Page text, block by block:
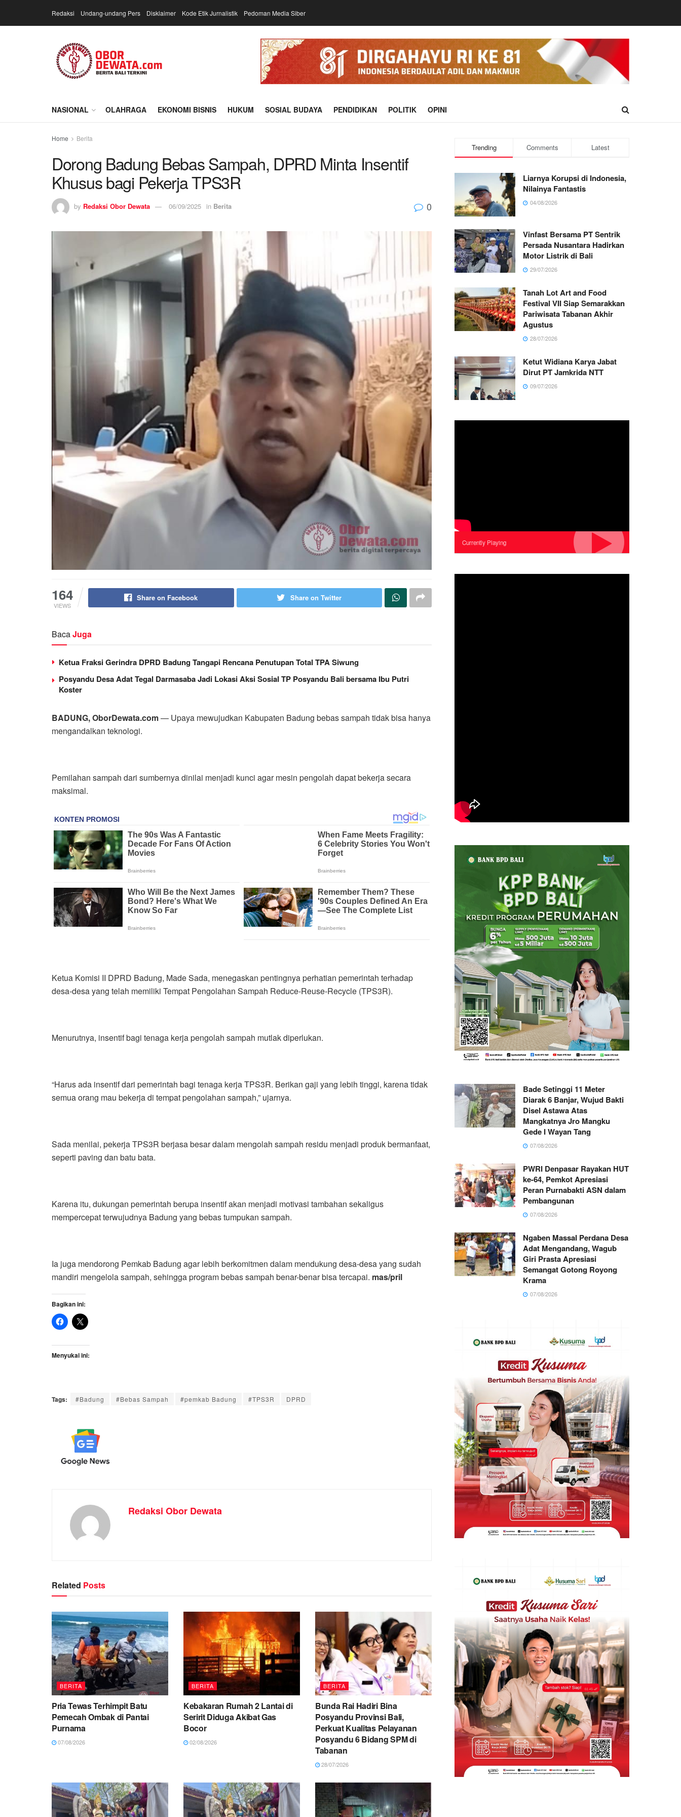
Redaksi Undang-undang Pers Disklaimer Kode Etik Jurnalistik Pedoman Media Siber
NASIONAL OLAHRAGA EKONOMI BISNIS HUKUM SOSIAL BUDAYA PENDIDIKAN POLITIK OPINI
Home Berita
Dorong Badung Bebas Sampah, DPRD Minta Insentif
Khusus bagi Pekerja TPS3R
by Redaksi Obor Dewata 06/09/2025 in Berita 0
164
VIEWS
Share on Facebook Share on Twitter
BacaJuga
Ketua Fraksi Gerindra DPRD Badung Tangapi Rencana Penutupan Total TPA Siwung
Posyandu Desa Adat Tegal Darmasaba Jadi Lokasi Aksi Sosial TP Posyandu Bali bersama Ibu Putri
Koster
BADUNG, OborDewata.com— Upaya mewujudkan Kabupaten Badung bebas sampah tidak bisa hanya
mengandalkan teknologi.
Pemilahan sampah dari sumbernya dinilai menjadi kunci agar mesin pengolah dapat bekerja secara
maksimal.
Ketua Komisi II DPRD Badung, Made Sada, menegaskan pentingnya perhatian pemerintah terhadap
desa-desa yang telah memiliki Tempat Pengolahan Sampah Reduce-Reuse-Recycle (TPS3R).
Menurutnya, insentif bagi tenaga kerja pengolah sampah mutlak diperlukan.
“Harus ada insentif dari pemerintah bagi tenaga kerja TPS3R. Berikan gaji yang lebih tinggi, karena tidak
semua orang mau bekerja di tempat pengolahan sampah,” ujarnya.
Sada menilai, pekerja TPS3R berjasa besar dalam mengolah sampah residu menjadi produk bermanfaat,
seperti paving dan batu bata.
Karena itu, dukungan pemerintah berupa insentif akan menjadi motivasi tambahan sekaligus
mempercepat terwujudnya Badung yang bebas tumpukan sampah.
Ia juga mendorong Pemkab Badung agar lebih berkomitmen dalam mendukung desa-desa yang sudah
mandiri mengelola sampah, sehingga program bebas sampah benar-benar bisa tercapai. mas/pril
Bagikan ini:
Menyukai ini:
Tags: #Badung #Bebas Sampah #pemkab Badung #TPS3R DPRD
Redaksi Obor Dewata
Related Posts
BERITA
Pria Tewas Terhimpit Batu
Pemecah Ombak di Pantai
Purnama
07/08/2026
BERITA
Kebakaran Rumah 2 Lantai di
Seririt Diduga Akibat Gas
Bocor
02/08/2026
BERITA
Bunda Rai Hadiri Bina
Posyandu Provinsi Bali,
Perkuat Kualitas Pelayanan
Posyandu 6 Bidang SPM di
Tabanan
28/07/2026
Trending Comments Latest
Liarnya Korupsi di Indonesia,
Nilainya Fantastis
04/08/2026
Vinfast Bersama PT Sentrik
Persada Nusantara Hadirkan
Motor Listrik di Bali
29/07/2026
Tanah Lot Art and Food
Festival VII Siap Semarakkan
Pariwisata Tabanan Akhir
Agustus
28/07/2026
Ketut Widiana Karya Jabat
Dirut PT Jamkrida NTT
09/07/2026
Currently Playing
Bade Setinggi 11 Meter
Diarak 6 Banjar, Wujud Bakti
Disel Astawa Atas
Mangkatnya Jro Mangku
Gede I Wayan Tang
07/08/2026
PWRI Denpasar Rayakan HUT
ke-64, Pemkot Apresiasi
Peran Purnabakti ASN dalam
Pembangunan
07/08/2026
Ngaben Massal Perdana Desa
Adat Mengandang, Wagub
Giri Prasta Apresiasi
Semangat Gotong Royong
Krama
07/08/2026